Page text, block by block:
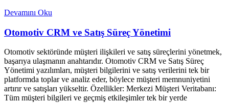
Devamını Oku
Otomotiv CRM ve Satış Süreç Yönetimi
Otomotiv sektöründe müşteri ilişkileri ve satış süreçlerini yönetmek,
başarıya ulaşmanın anahtarıdır. Otomotiv CRM ve Satış Süreç
Yönetimi yazılımları, müşteri bilgilerini ve satış verilerini tek bir
platformda toplar ve analiz eder, böylece müşteri memnuniyetini
artırır ve satışları yükseltir. Özellikler: Merkezi Müşteri Veritabanı:
Tüm müşteri bilgileri ve geçmiş etkileşimler tek bir yerde